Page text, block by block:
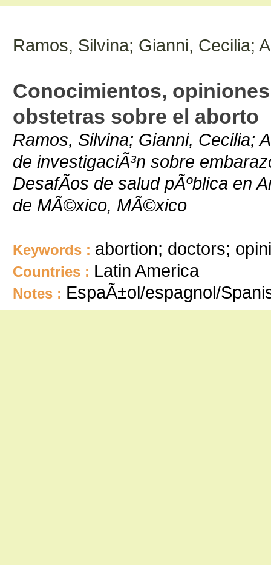
Ramos, Silvina; Gianni, Cecilia;
Conocimientos,
obstetras sobre el aborto
Ramos, Silvina; Gianni, Cecilia;
de investigaciÃ³n sobre
DesafÃ­os de salud pÃºblica en
de MÃ©xico, MÃ©xico
Keywords : abortion; doctors;
Countries : Latin America
Notes : EspaÃ±ol/espagnol/